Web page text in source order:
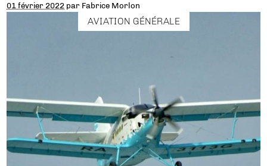
01 février 2022 par Fabrice Morlon
AVIATION GÉNÉRALE